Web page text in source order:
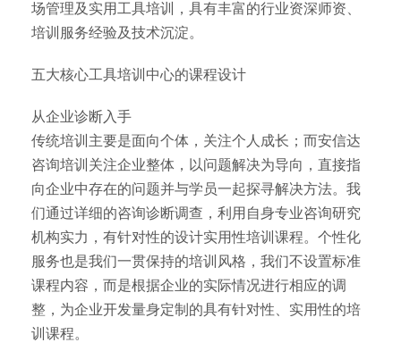
场管理及实用工具培训，具有丰富的行业资深师资、
培训服务经验及技术沉淀。
五大核心工具培训中心的课程设计
从企业诊断入手
传统培训主要是面向个体，关注个人成长；而安信达
咨询培训关注企业整体，以问题解决为导向，直接指
向企业中存在的问题并与学员一起探寻解决方法。我
们通过详细的咨询诊断调查，利用自身专业咨询研究
机构实力，有针对性的设计实用性培训课程。个性化
服务也是我们一贯保持的培训风格，我们不设置标准
课程内容，而是根据企业的实际情况进行相应的调
整，为企业开发量身定制的具有针对性、实用性的培
训课程。